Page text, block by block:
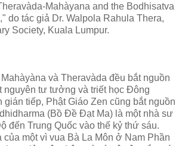
Mahàyana and the Bodhisatva
do tác giả Dr. Walpola Rahula Thera,
Society, Kuala Lumpur.
và Theravàda đều bắt nguồn
tư tưởng và triết học Ðông
gián tiếp, Phật Giáo Zen cũng bắt nguồn
(Bồ Ðề Ðạt Ma) là một nhà sư
đến Trung Quốc vào thế kỷ thứ sáu.
của một vì vua Bà La Môn ở Nam Phần